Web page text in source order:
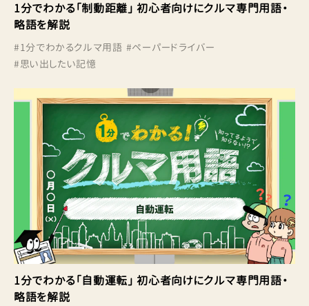
1分でわかる「制動距離」 初心者向けにクルマ専門用語・
略語を解説
#1分でわかるクルマ用語 #ペーパードライバー
#思い出したい記憶
1分でわかる「自動運転」 初心者向けにクルマ専門用語・
略語を解説